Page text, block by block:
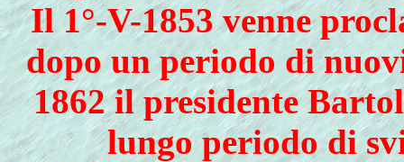
Il 1°-V-1853 venne
dopo un periodo di
1862 il presidente
lungo periodo di